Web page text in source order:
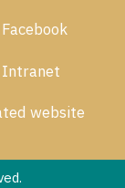
website